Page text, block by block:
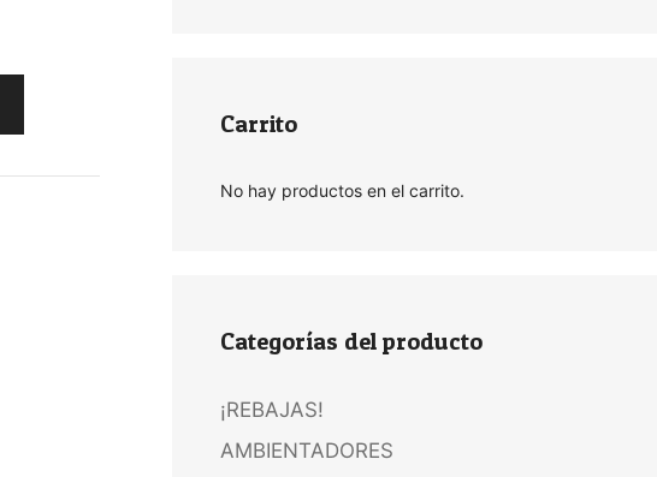
Carrito
No hay productos en el carrito.
Categorías del producto
¡REBAJAS!
AMBIENTADORES